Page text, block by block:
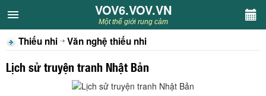
VOV6.VOV.VN
CHUYÊN MỤC
Khách VOV6
VOV6.VOV.VN
Một thế giới rung cảm
Thiếu nhi Văn nghệ thiếu nhi
Lịch sử truyện tranh Nhật Bản